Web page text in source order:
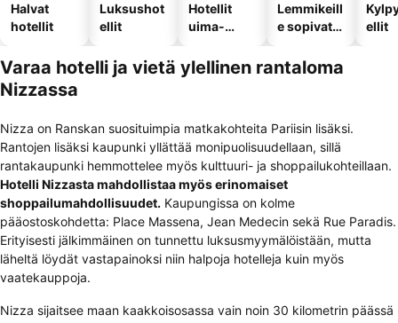
Halvat
hotellit
Luksushot
ellit
Hotellit
uima-
Lemmikeill
e sopivat
ellit
Varaa hotelli ja vietä ylellinen rantaloma
Nizzassa
Nizza on Ranskan suosituimpia matkakohteita Pariisin lisäksi.
Rantojen lisäksi kaupunki yllättää monipuolisuudellaan, sillä
rantakaupunki hemmottelee myös kulttuuri- ja shoppailukohteillaan.
Hotelli Nizzasta mahdollistaa myös erinomaiset
shoppailumahdollisuudet. Kaupungissa on kolme
pääostoskohdetta: Place Massena, Jean Medecin sekä Rue Paradis.
Erityisesti jälkimmäinen on tunnettu luksusmyymälöistään, mutta
läheltä löydät vastapainoksi niin halpoja hotelleja kuin myös
vaatekauppoja.
Nizza sijaitsee maan kaakkoisosassa vain noin 30 kilometrin päässä